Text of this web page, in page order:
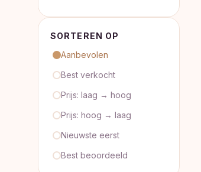
SORTEREN OP
Aanbevolen
Best verkocht
Prijs: laag → hoog
Prijs: hoog → laag
Nieuwste eerst
Best beoordeeld